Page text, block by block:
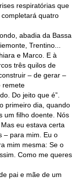
respiratórias que
quatro
abadia da Bassa
Trentino...
e Marco. E à
três quilos de
– de gerar –
remete
Do jeito que é”.
primeiro dia, quando
um filho doente. Nós
eu estava certa
– para mim. Eu o
mim mesma: Se o
Como me queres
pai e mãe de um